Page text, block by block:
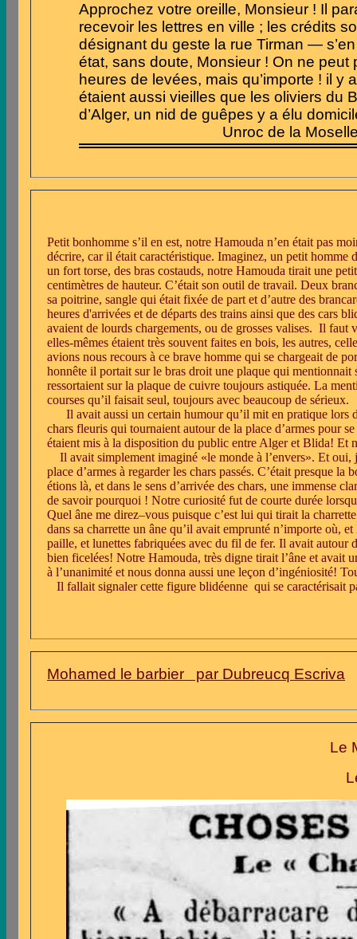
Approchez votre oreille, Monsieur ! Il
recevoir les lettres en ville ; les crédits
désignant du geste la rue Tirman —
état, sans doute, Monsieur ! On ne peut
heures de levées, mais qu’importe ! il y
étaient aussi vieilles que les oliviers du
d’Alger, un nid de guêpes y a élu
Unroc de la
Petit bonhomme s’il en est, notre Hamouda n’en était pas
décrire, car il était caractéristique. Imaginez, un petit homme
un fort torse, des bras costauds, notre Hamouda tirait une
centimètres de hauteur. C’était son outil de travail. Deux
sa poitrine, sangle qui était fixée de part et d’autre des
heures d'arrivées et de départs des trains ainsi que des cars
avaient de lourds chargements, ou de grosses valises. Il faut
elles-mêmes étaient très souvent faites en bois, les autres,
avions nous recours à ce brave homme qui se chargeait de
honnête il portait sur le bras droit une plaque qui
ressortaient sur la plaque de cuivre toujours astiquée. La
courses qu’il faisait seul, toujours avec beaucoup de sérieux.
Il avait aussi un certain humour qu’il mit en pratique lors
chars fleuris qui tournaient autour de la place d’armes pour
étaient mis à la disposition du public entre Alger et Blida! Et
Il avait simplement imaginé «le monde à l’envers». Et oui,
place d’armes à regarder les chars passés. C’était presque
étions là, et dans le sens d’arrivée des chars, une immense
de savoir pourquoi ! Notre curiosité fut de courte durée
Quel âne me direz–vous puisque c’est lui qui tirait la
dans sa charrette un âne qu’il avait emprunté n’importe où,
paille, et lunettes fabriquées avec du fil de fer. Il avait
bien ficelées! Notre Hamouda, très digne tirait l’âne et avait
à l’unanimité et nous donna aussi une leçon d’ingéniosité!
Il fallait signaler cette figure blidéenne qui se caractérisait
Mohamed le barbier par Dubreucq Escriva
Le